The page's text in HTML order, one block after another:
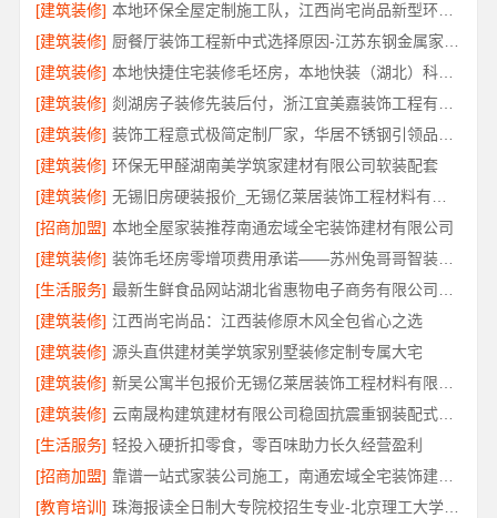
[建筑装修]
本地环保全屋定制施工队，江西尚宅尚品新型环保材料有限公司为您提供服务
[建筑装修]
[建筑装修]
本地快捷住宅装修毛坯房，本地快装（湖北）科技有限公司省心落地
[建筑装修]
[建筑装修]
[建筑装修] 环保无甲醛湖南美学筑家建材有限公司软装配套
[建筑装修]
[招商加盟] 本地全屋家装推荐南通宏域全宅装饰建材有限公司
[建筑装修]
装饰毛坯房零增项费用承诺——苏州兔哥哥智装新材料有限公司
[生活服务]
[建筑装修] 江西尚宅尚品：江西装修原木风全包省心之选
[建筑装修] 源头直供建材美学筑家别墅装修定制专属大宅
[建筑装修]
[建筑装修]
云南晟构建筑建材有限公司稳固抗震重钢装配式房报价
[生活服务] 轻投入硬折扣零食，零百味助力长久经营盈利
[招商加盟]
靠谱一站式家装公司施工，南通宏域全宅装饰建材有限公司
[教育培训]
珠海报读全日制大专院校招生专业-北京理工大学珠海学院继教院